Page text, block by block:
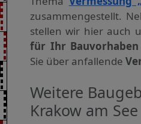
zusammengestellt.
stellen wir hier auch
für Ihr Bauvorhaben
Sie über anfallende
Weitere
Krakow am See